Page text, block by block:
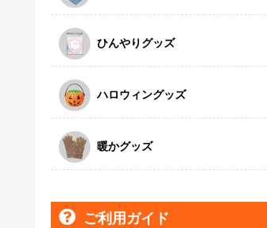
ひんやりグッズ
ハロウィングッズ
暖かグッズ
ご利用ガイド